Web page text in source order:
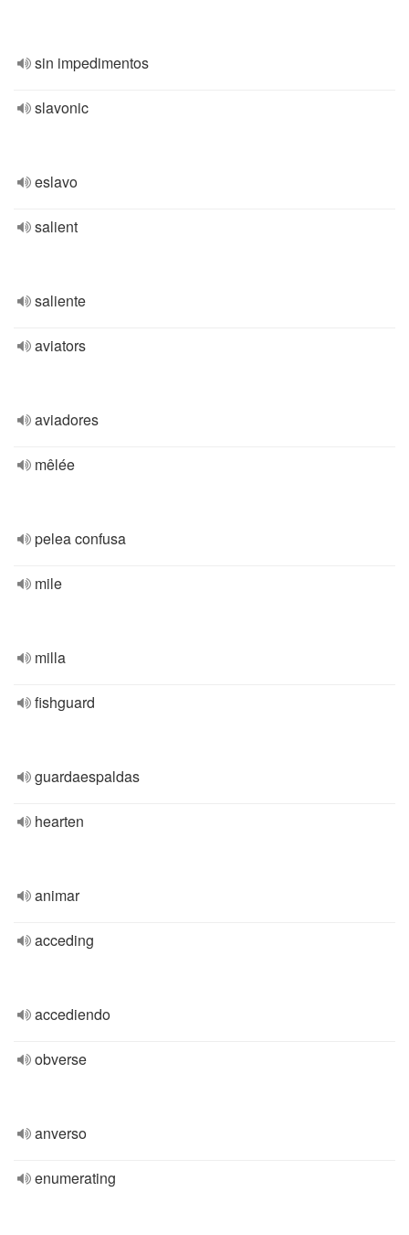
sin impedimentos
slavonic
eslavo
salient
saliente
aviators
aviadores
mêlée
pelea confusa
mile
milla
fishguard
guardaespaldas
hearten
animar
acceding
accediendo
obverse
anverso
enumerating